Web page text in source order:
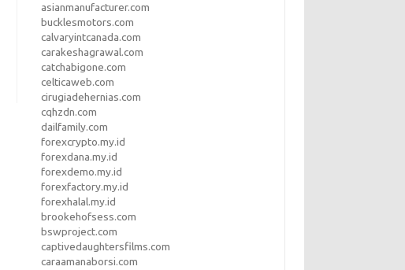
asianmanufacturer.com
bucklesmotors.com
calvaryintcanada.com
carakeshagrawal.com
catchabigone.com
celticaweb.com
cirugiadehernias.com
cqhzdn.com
dailfamily.com
forexcrypto.my.id
forexdana.my.id
forexdemo.my.id
forexfactory.my.id
forexhalal.my.id
brookehofsess.com
bswproject.com
captivedaughtersfilms.com
caraamanaborsi.com